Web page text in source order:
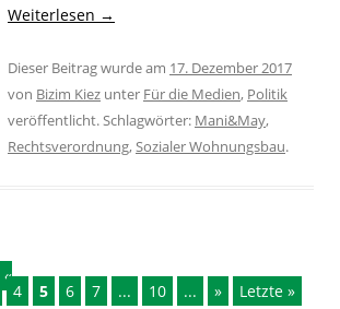
Weiterlesen →
Dieser Beitrag wurde am 17. Dezember 2017
von Bizim Kiez unter Für die Medien, Politik
veröffentlicht. Schlagwörter: Mani&May,
Rechtsverordnung,Sozialer Wohnungsbau.
«
4 5 6 7 ... 10 ... » Letzte »